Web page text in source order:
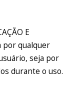
E
por qualquer
seja por
durante o uso.